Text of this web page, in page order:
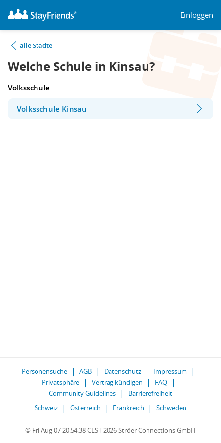
Einloggen
alle Städte
Welche Schule in Kinsau?
Volksschule
Volksschule Kinsau
Personensuche AGB Datenschutz
Impressum
Privatsphäre
Vertrag kündigen
FAQ
Community Guidelines
Barrierefreiheit
Schweiz
Österreich Frankreich Schweden
© Fri Aug 07 20:54:38 CEST 2026 Ströer Connections GmbH